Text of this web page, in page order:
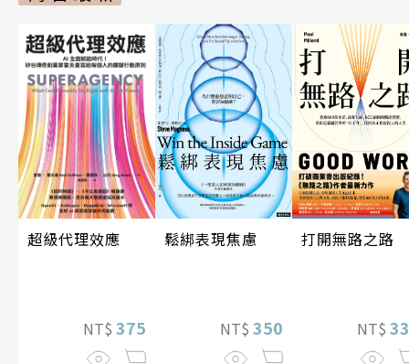
超級代理效應
NT$ 375
鬆綁表現焦慮
NT$ 350
打開無路之路
NT$